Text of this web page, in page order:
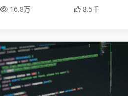
16.8万
8.5千